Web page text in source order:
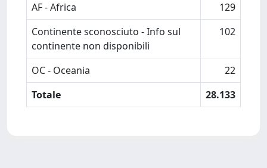
AF - Africa
129
Continente sconosciuto - Info sul
continente non disponibili
102
OC - Oceania
22
Totale
28.133